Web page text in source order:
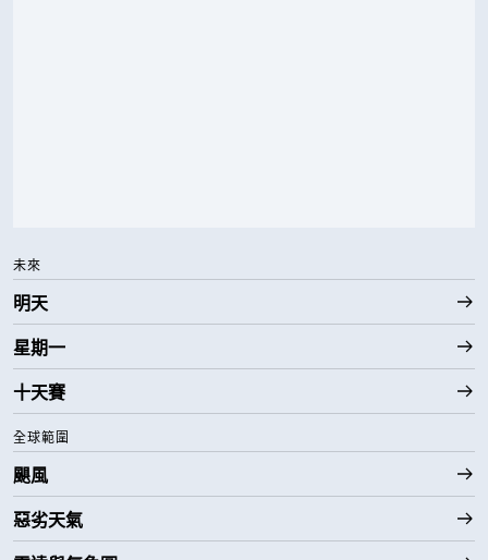
未來
明天
星期一
十天賽
全球範圍
颶風
惡劣天氣